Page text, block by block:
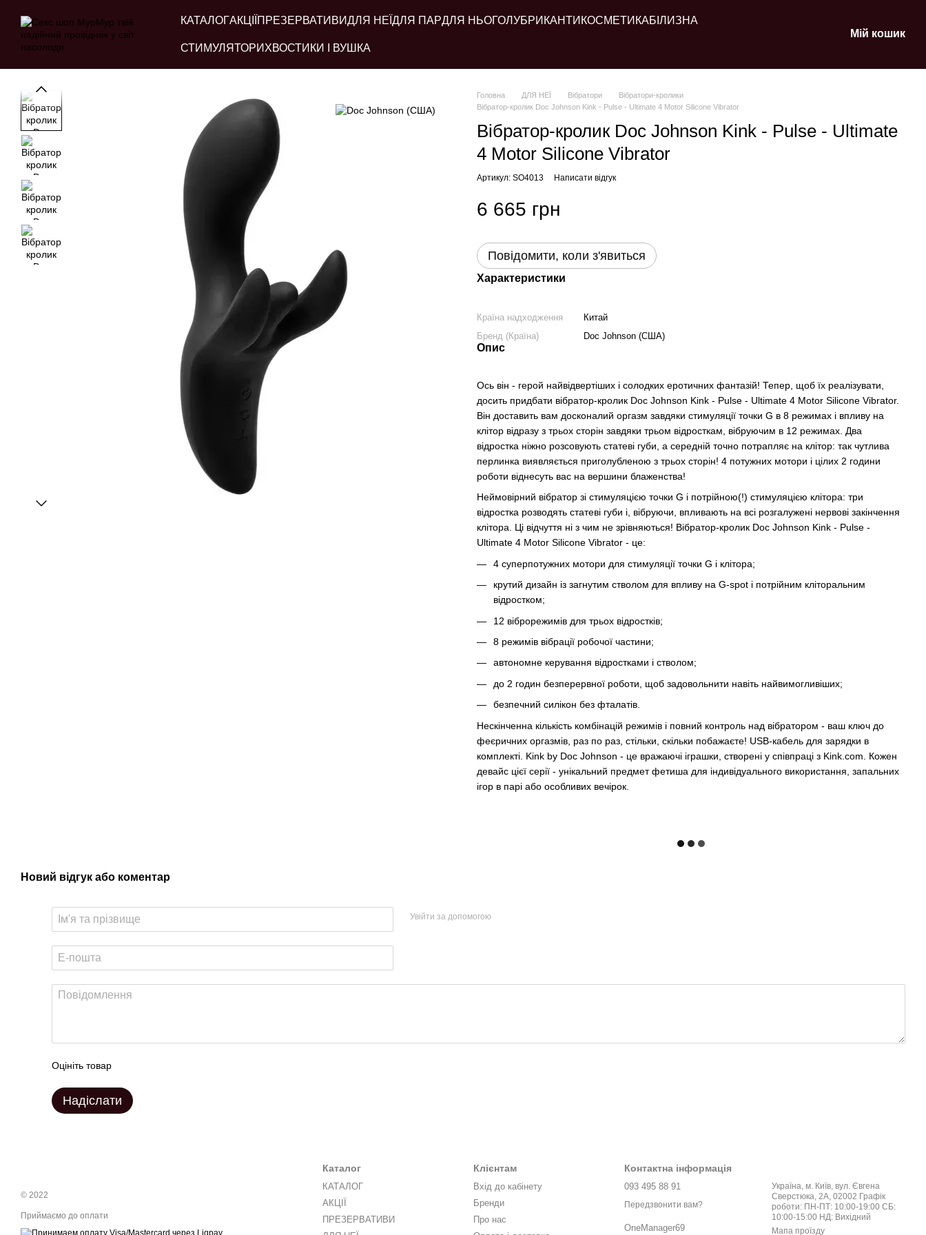
КАТАЛОГАКЦІЇ ПРЕЗЕРВАТИВИДЛЯ НЕЇ ДЛЯ ПАРДЛЯ НЬОГОЛУБРИКАНТИ КОСМЕТИКАБІЛИЗНА
СТИМУЛЯТОРИ ХВОСТИКИ І ВУШКА
Мій кошик
Головна ДЛЯ НЕЇ Вібратори
Вібратори-кролики
Вібратор-кролик Doc Johnson Kink - Pulse - Ultimate 4 Motor Silicone Vibrator
Вібратор-кролик Doc Johnson Kink - Pulse - Ultimate
4 Motor Silicone Vibrator
Артикул: SO4013 Написати відгук
6 665 грн
Повідомити, коли з'явиться
Характеристики
Країна надходження
Китай
Бренд (Країна)
Doc Johnson (США)
Опис
Ось він - герой найвідвертіших і солодких еротичних фантазій! Тепер, щоб їх реалізувати,
досить придбати вібратор-кролик Doc Johnson Kink - Pulse - Ultimate 4 Motor Silicone Vibrator.
Він доставить вам досконалий оргазм завдяки стимуляції точки G в 8 режимах і впливу на
клітор відразу з трьох сторін завдяки трьом відросткам, вібруючим в 12 режимах. Два
відростка ніжно розсовують статеві губи, а середній точно потрапляє на клітор: так чутлива
перлинка виявляється приголубленою з трьох сторін! 4 потужних мотори і цілих 2 години
роботи віднесуть вас на вершини блаженства!
Неймовірний вібратор зі стимуляцією точки G і потрійною(!) стимуляцією клітора: три
відростка розводять статеві губи і, вібруючи, впливають на всі розгалужені нервові закінчення
клітора. Ці відчуття ні з чим не зрівняються! Вібратор-кролик Doc Johnson Kink - Pulse -
Ultimate 4 Motor Silicone Vibrator - це:
4 суперпотужних мотори для стимуляції точки G і клітора;
крутий дизайн із загнутим стволом для впливу на G-spot і потрійним кліторальним
відростком;
12 віброрежимів для трьох відростків;
8 режимів вібрації робочої частини;
автономне керування відростками і стволом;
до 2 годин безперервної роботи, щоб задовольнити навіть найвимогливіших;
безпечний силікон без фталатів.
Нескінченна кількість комбінацій режимів і повний контроль над вібратором - ваш ключ до
феєричних оргазмів, раз по раз, стільки, скільки побажаєте! USB-кабель для зарядки в
комплекті. Kink by Doc Johnson - це вражаючі іграшки, створені у співпраці з Kink.com. Кожен
девайс цієї серії - унікальний предмет фетиша для індивідуального використання, запальних
ігор в парі або особливих вечірок.
Новий відгук або коментар
Увійти за допомогою
Оцініть товар
Надіслати
© 2022
Приймаємо до оплати
Каталог
КАТАЛОГ
АКЦІЇ
ПРЕЗЕРВАТИВИ
Клієнтам
Вхід до кабінету
Бренди
Про нас
Контактна інформація
093 495 88 91
Передзвонити вам?
OneManager69
Україна, м. Київ, вул. Євгена
Сверстюка, 2А, 02002 Графік
роботи: ПН-ПТ: 10:00-19:00 СБ:
10:00-15:00 НД: Вихідний
Мапа проїзду